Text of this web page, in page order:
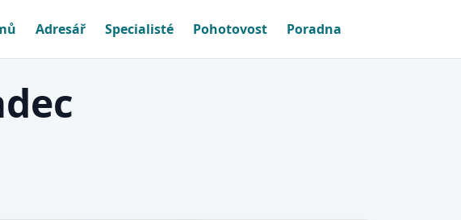
Adresář Specialisté Pohotovost Poradna